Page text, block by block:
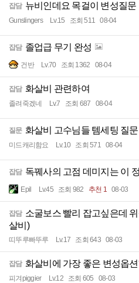
잡담 뉴비인데요 목걸이 변성질문
Gunslingers Lv.15 조회 511 08-04
잡담 졸업급 무기 완성
건반 Lv.70 조회 1362 08-04
잡담 화살비 관련하여
졸려죽겠네 Lv.7 조회 687 08-04
질문 화살비 고수님들 템세팅 질문
미드캐리함요 Lv.10 조회 571 08-04
잡담 독꿰사의 고점 데미지는 이
Epil Lv.45 조회 982 추천 1 08-03
잡담 소굴보스 빨리 잡고싶은데
살비)
띠뚜루빠뚜루 Lv.17 조회 643 08-03
잡담 화살비에 가장 좋은 변성옵
피겨piggier Lv.12 조회 605 08-03